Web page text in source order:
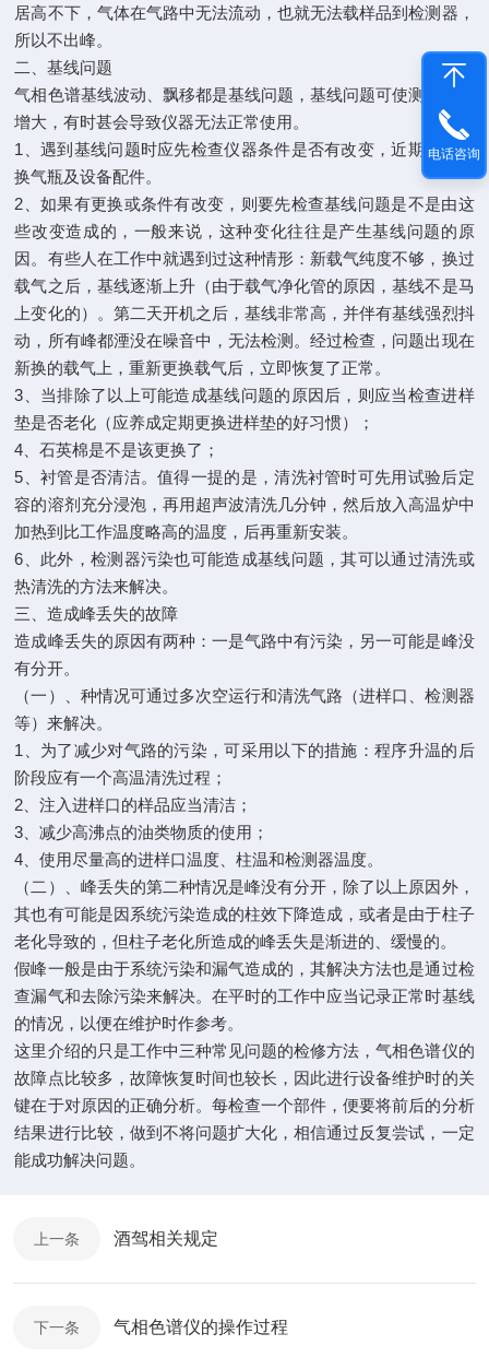
居高不下，气体在气路中无法流动，也就无法载样品到检测器，
所以不出峰。
二、基线问题
气相色谱基线波动、飘移都是基线问题，基线问题可使测量误差
增大，有时甚会导致仪器无法正常使用。
1、遇到基线问题时应先检查仪器条件是否有改变，近期是否新
换气瓶及设备配件。
2、如果有更换或条件有改变，则要先检查基线问题是不是由这
些改变造成的，一般来说，这种变化往往是产生基线问题的原
因。有些人在工作中就遇到过这种情形：新载气纯度不够，换过
载气之后，基线逐渐上升（由于载气净化管的原因，基线不是马
上变化的）。第二天开机之后，基线非常高，并伴有基线强烈抖
动，所有峰都湮没在噪音中，无法检测。经过检查，问题出现在
新换的载气上，重新更换载气后，立即恢复了正常。
3、当排除了以上可能造成基线问题的原因后，则应当检查进样
垫是否老化（应养成定期更换进样垫的好习惯）；
4、石英棉是不是该更换了；
5、衬管是否清洁。值得一提的是，清洗衬管时可先用试验后定
容的溶剂充分浸泡，再用超声波清洗几分钟，然后放入高温炉中
加热到比工作温度略高的温度，后再重新安装。
6、此外，检测器污染也可能造成基线问题，其可以通过清洗或
热清洗的方法来解决。
三、造成峰丢失的故障
造成峰丢失的原因有两种：一是气路中有污染，另一可能是峰没
有分开。
（一）、种情况可通过多次空运行和清洗气路（进样口、检测器
等）来解决。
1、为了减少对气路的污染，可采用以下的措施：程序升温的后
阶段应有一个高温清洗过程；
2、注入进样口的样品应当清洁；
3、减少高沸点的油类物质的使用；
4、使用尽量高的进样口温度、柱温和检测器温度。
（二）、峰丢失的第二种情况是峰没有分开，除了以上原因外，
其也有可能是因系统污染造成的柱效下降造成，或者是由于柱子
老化导致的，但柱子老化所造成的峰丢失是渐进的、缓慢的。
假峰一般是由于系统污染和漏气造成的，其解决方法也是通过检
查漏气和去除污染来解决。在平时的工作中应当记录正常时基线
的情况，以便在维护时作参考。
这里介绍的只是工作中三种常见问题的检修方法，气相色谱仪的
故障点比较多，故障恢复时间也较长，因此进行设备维护时的关
键在于对原因的正确分析。每检查一个部件，便要将前后的分析
结果进行比较，做到不将问题扩大化，相信通过反复尝试，一定
能成功解决问题。
上一条 酒驾相关规定
下一条 气相色谱仪的操作过程
电话咨询